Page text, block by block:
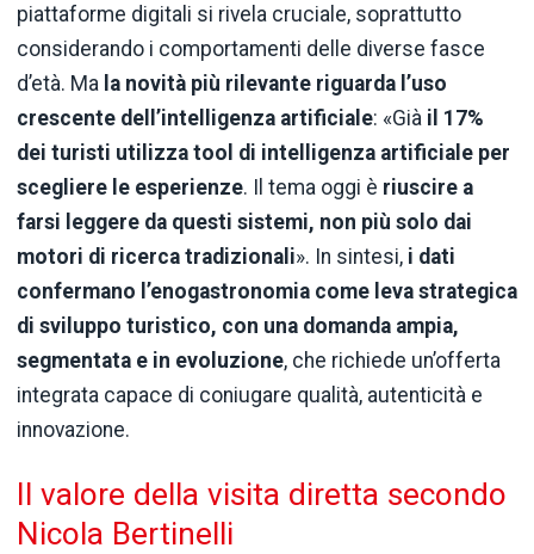
piattaforme digitali si rivela cruciale, soprattutto
considerando i comportamenti delle diverse fasce
d’età. Ma la novità più rilevante riguarda l’uso
crescente dell’intelligenza artificiale: «Già il 17%
dei turisti utilizza tool di intelligenza artificiale per
scegliere le esperienze. Il tema oggi è riuscire a
farsi leggere da questi sistemi, non più solo dai
motori di ricerca tradizionali». In sintesi, i dati
confermano l’enogastronomia come leva strategica
di sviluppo turistico, con una domanda ampia,
segmentata e in evoluzione, che richiede un’offerta
integrata capace di coniugare qualità, autenticità e
innovazione.
Il valore della visita diretta secondo
Nicola Bertinelli